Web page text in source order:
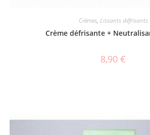
Crèmes, Lissants défrisants
Crème défrisante +
8,90 €